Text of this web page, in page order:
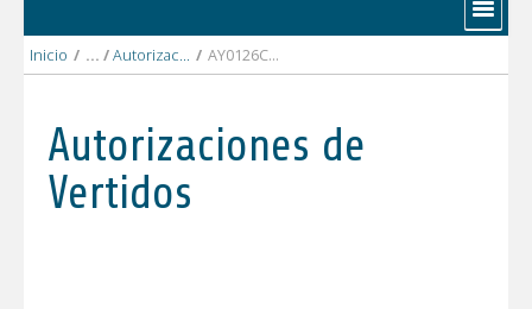
Inicio / Autorizaciones Vertidos / AY0126CO EDAR DE CASTRO Y ESPEJO.pdf
Autorizaciones de
Vertidos